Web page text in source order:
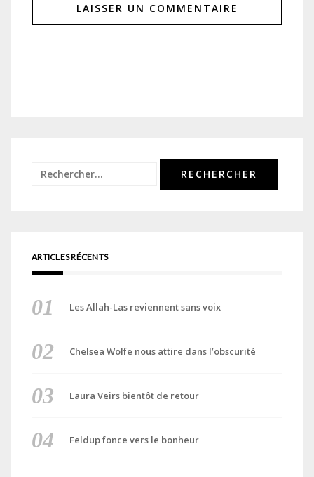
Rechercher :
ARTICLES RÉCENTS
Les Allah-Las reviennent sans voix
Chelsea Wolfe nous attire dans l’obscurité
Laura Veirs bientôt de retour
Feldup fonce vers le bonheur